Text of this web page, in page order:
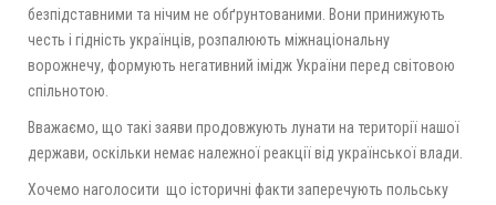
безпідставними та нічим не обґрунтованими. Вони принижують
честь і гідність українців, розпалюють міжнаціональну
ворожнечу, формують негативний імідж України перед світовою
спільнотою.
Вважаємо, що такі заяви продовжують лунати на території нашої
держави, оскільки немає належної реакції від української влади.
Хочемо наголосити що історичні факти заперечують польську